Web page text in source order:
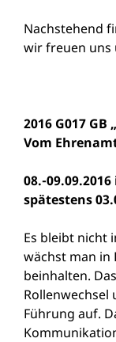
Nachstehend
wir freuen uns
2016 G017
Vom
08.-
spätestens
Es bleibt nicht
wächst man in
beinhalten.
Führung auf.